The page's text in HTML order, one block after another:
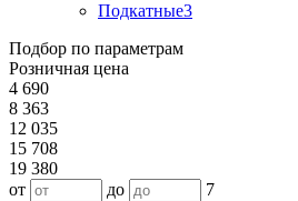
Подкатные3
Подбор по параметрам
Розничная цена
4 690
8 363
12 035
15 708
19 380
от
до
7